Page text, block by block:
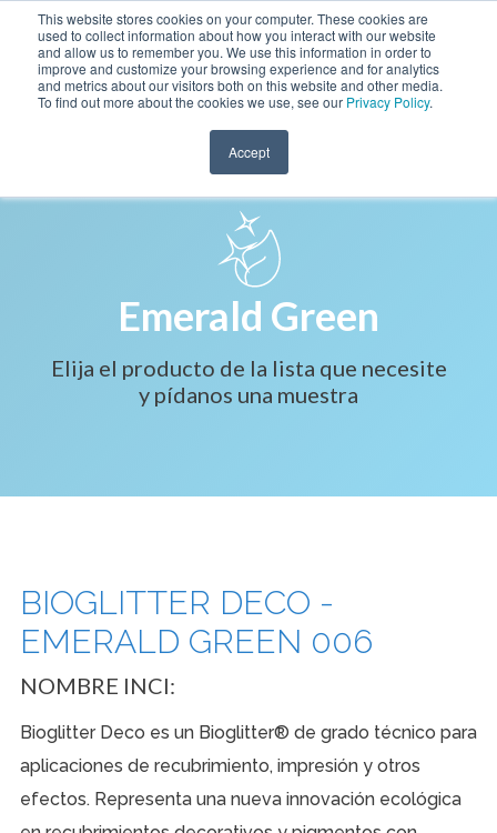
This website stores cookies on your computer. These cookies are
used to collect information about how you interact with our website
and allow us to remember you. We use this information in order to
improve and customize your browsing experience and for analytics
and metrics about our visitors both on this website and other media.
To find out more about the cookies we use, see our Privacy Policy.
Accept
Emerald Green
Elija el producto de la lista que necesite
y pídanos una muestra
BIOGLITTER DECO -
EMERALD GREEN 006
NOMBRE INCI:
Bioglitter Deco es un Bioglitter® de grado técnico para
aplicaciones de recubrimiento, impresión y otros
efectos. Representa una nueva innovación ecológica